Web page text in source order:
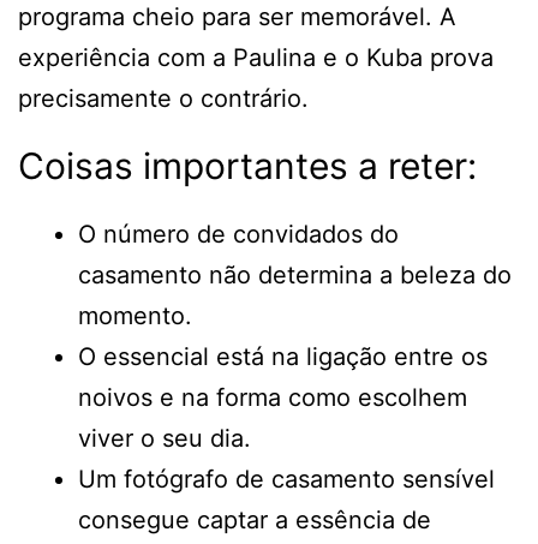
programa cheio para ser memorável. A
experiência com a Paulina e o Kuba prova
precisamente o contrário.
Coisas importantes a reter:
O número de convidados do
casamento não determina a beleza do
momento.
O essencial está na ligação entre os
noivos e na forma como escolhem
viver o seu dia.
Um fotógrafo de casamento sensível
consegue captar a essência de